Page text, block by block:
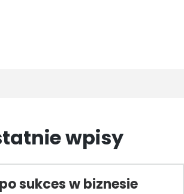
wpisy
sukces w biznesie